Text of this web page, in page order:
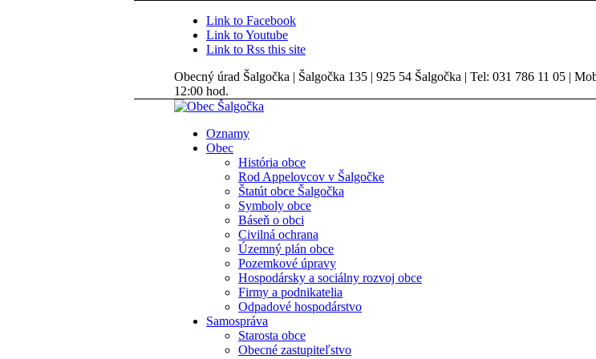
Link to Facebook
Link to Youtube
Link to Rss this site
Obecný úrad Šalgočka | Šalgočka 135 | 925 54 Šalgočka | Tel: 031 786 11 05 |
12:00 hod.
Oznamy
Obec
História obce
Rod Appelovcov v Šalgočke
Štatút obce Šalgočka
Symboly obce
Báseň o obci
Civilná ochrana
Územný plán obce
Pozemkové úpravy
Hospodársky a sociálny rozvoj obce
Firmy a podnikatelia
Odpadové hospodárstvo
Samospráva
Starosta obce
Obecné zastupiteľstvo